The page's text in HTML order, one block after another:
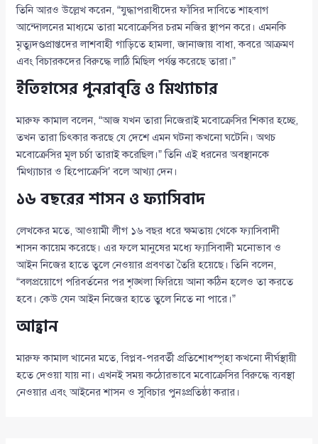
তিনি আরও উল্লেখ করেন, “যুদ্ধাপরাধীদের ফাঁসির দাবিতে শাহবাগ
আন্দোলনের মাধ্যমে তারা মবোক্রেসির চরম নজির স্থাপন করে। এমনকি
মৃত্যুদণ্ডপ্রাপ্তদের লাশবাহী গাড়িতে হামলা, জানাজায় বাধা, কবরে আক্রমণ
এবং বিচারকদের বিরুদ্ধে লাঠি মিছিল পর্যন্ত করেছে তারা।”
ইতিহাসের পুনরাবৃত্তি ও মিথ্যাচার
মারুফ কামাল বলেন, “আজ যখন তারা নিজেরাই মবোক্রেসির শিকার হচ্ছে,
তখন তারা চিৎকার করছে যে দেশে এমন ঘটনা কখনো ঘটেনি। অথচ
মবোক্রেসির মূল চর্চা তারাই করেছিল।” তিনি এই ধরনের অবস্থানকে
‘মিথ্যাচার ও হিপোক্রেসি’ বলে আখ্যা দেন।
১৬ বছরের শাসন ও ফ্যাসিবাদ
লেখকের মতে, আওয়ামী লীগ ১৬ বছর ধরে ক্ষমতায় থেকে ফ্যাসিবাদী
শাসন কায়েম করেছে। এর ফলে মানুষের মধ্যে ফ্যাসিবাদী মনোভাব ও
আইন নিজের হাতে তুলে নেওয়ার প্রবণতা তৈরি হয়েছে। তিনি বলেন,
“বলপ্রয়োগে পরিবর্তনের পর শৃঙ্খলা ফিরিয়ে আনা কঠিন হলেও তা করতে
হবে। কেউ যেন আইন নিজের হাতে তুলে নিতে না পারে।”
আহ্বান
মারুফ কামাল খানের মতে, বিপ্লব-পরবর্তী প্রতিশোধস্পৃহা কখনো দীর্ঘস্থায়ী
হতে দেওয়া যায় না। এখনই সময় কঠোরভাবে মবোক্রেসির বিরুদ্ধে ব্যবস্থা
নেওয়ার এবং আইনের শাসন ও সুবিচার পুনঃপ্রতিষ্ঠা করার।